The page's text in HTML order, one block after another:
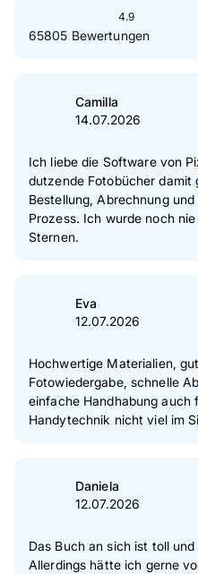
4.9
65805 Bewertungen
Sterne
Sterne
2 Sterne
1 Sterne
Zur Echtheit der
Camilla
14.07.2026
Ich liebe die Software von
dutzende Fotobücher damit
Bestellung, Abrechnung
Prozess. Ich wurde noch
Sternen.
Eva
12.07.2026
Hochwertige Materialien,
Fotowiedergabe, schnelle Abwicklung und
einfache Handhabung auch
Handytechnik nicht viel im
Daniela
12.07.2026
Das Buch an sich ist toll
Allerdings hätte ich gerne